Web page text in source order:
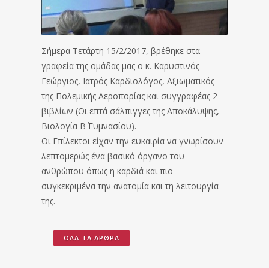
Σήμερα Τετάρτη 15/2/2017, βρέθηκε στα
γραφεία της ομάδας μας ο κ. Καρυστινός
Γεώργιος, Ιατρός Καρδιολόγος, Αξιωματικός
της Πολεμικής Αεροπορίας και συγγραφέας 2
βιβλίων (Οι επτά σάλπιγγες της Aποκάλυψης,
Βιολογία Β΄ Γυμνασίου).
Οι Επίλεκτοι είχαν την ευκαιρία να γνωρίσουν
λεπτομερώς ένα βασικό όργανο του
ανθρώπου όπως η καρδιά και πιο
συγκεκριμένα την ανατομία και τη λειτουργία
της.
ΌΛΑ ΤΑ ΆΡΘΡΑ